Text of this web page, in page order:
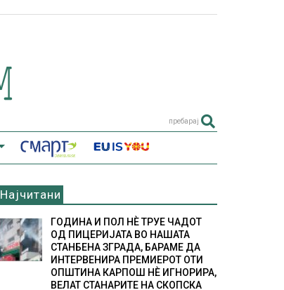
пребарај
Најчитани
ГОДИНА И ПОЛ НÈ ТРУЕ ЧАДОТ
ОД ПИЦЕРИЈАТА ВО НАШАТА
СТАНБЕНА ЗГРАДА, БАРАМЕ ДА
ИНТЕРВЕНИРА ПРЕМИЕРОТ ОТИ
ОПШТИНА КАРПОШ НÈ ИГНОРИРА,
ВЕЛАТ СТАНАРИТЕ НА СКОПСКА